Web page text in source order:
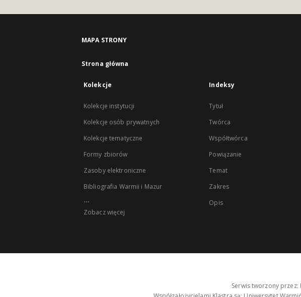
MAPA STRONY
Strona główna
Kolekcje
Kolekcje instytucji
Kolekcje osób prywatnych
Kolekcje tematyczne
Formy zbiorów
Zasoby elektroniczne
Bibliografia Warmii i Mazur
...
Zobacz więcej
Indeksy
Tytuł
Twórca
Współtwórca
Powiązanie
Temat
Zakres
Opis
Serwis tworzony